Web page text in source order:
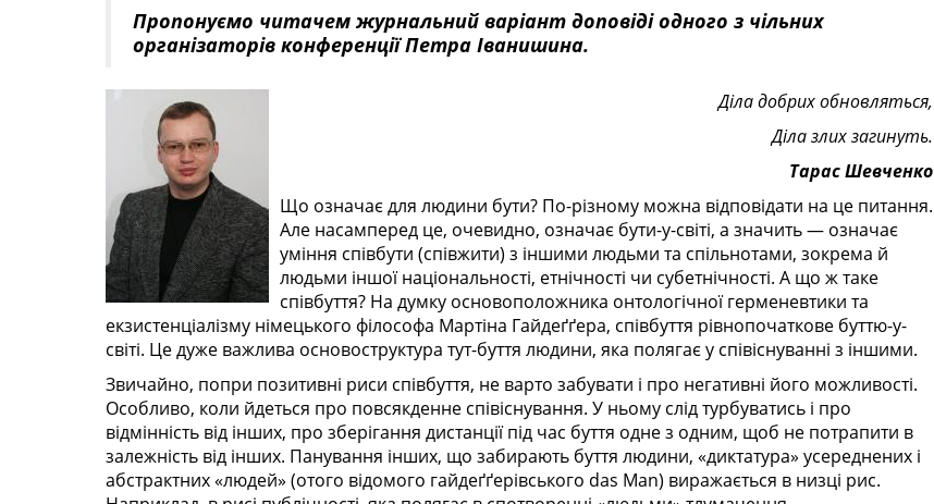
Пропонуємо читачем журнальний варіант доповіді одного з чільних
організаторів конференції Петра Іванишина.
Діла добрих обновляться,
Діла злих загинуть.
Тарас Шевченко
Що означає для людини бути? По-різному можна відповідати на це питання.
Але насамперед це, очевидно, означає бути-у-світі, а значить — означає
уміння співбути (співжити) з іншими людьми та спільнотами, зокрема й
людьми іншої національності, етнічності чи субетнічності. А що ж таке
співбуття? На думку основоположника онтологічної герменевтики та
екзистенціалізму німецького філософа Мартіна Гайдеґґера, співбуття рівнопочаткове буттю-у-
світі. Це дуже важлива основоструктура тут-буття людини, яка полягає у співіснуванні з іншими.
Звичайно, попри позитивні риси співбуття, не варто забувати і про негативні його можливості.
Особливо, коли йдеться про повсякденне співіснування. У ньому слід турбуватись і про
відмінність від інших, про зберігання дистанції під час буття одне з одним, щоб не потрапити в
залежність від інших. Панування інших, що забирають буття людини, «диктатура» усереднених і
абстрактних «людей» (отого відомого гайдеґґерівського das Man) виражається в низці рис.